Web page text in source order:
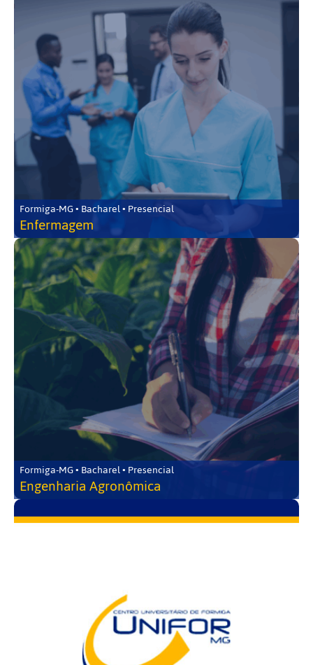
Formiga-MG • Bacharel • Presencial
Enfermagem
Formiga-MG • Bacharel • Presencial
Engenharia Agronômica